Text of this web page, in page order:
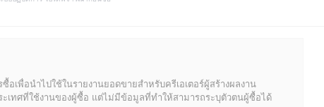
อเพื่อนำไปใช้ในรายงานยอดขายสำหรับครีเอเตอร์ผู้สร้างผลงาน
เทศที่ใช้งานของผู้ซื้อ แต่ไม่มีข้อมูลที่ทำให้สามารถระบุตัวตนผู้ซื้อได้